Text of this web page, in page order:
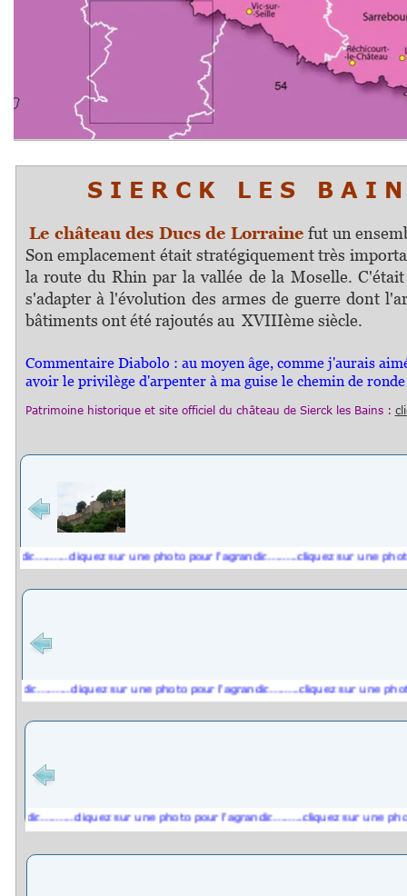
S I E R C K L E S B A I
Le château des Ducs de Lorrainefut un
Son emplacement était stratégiquement très
la route du Rhin par la vallée de la Moselle.
s'adapter à l'évolution des armes de guerre dont
bâtiments ont été rajoutés au XVIIIème siècle.
Commentaire Diabolo : au moyen âge, comme j'aurais
avoir le privilège d'arpenter à ma guise le chemin de
Patrimoine historique etsite officiel du château de Sierck les Bains:
sur une photo pour l'agrandir.........cliquez sur une
sur une photo pour l'agrandir.........cliquez sur une
sur une photo pour l'agrandir.........cliquez sur une